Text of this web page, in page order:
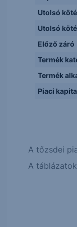
Utolsó
Utolsó
Előző záró
Termék
Termék
Piaci
A tőzsdei
A